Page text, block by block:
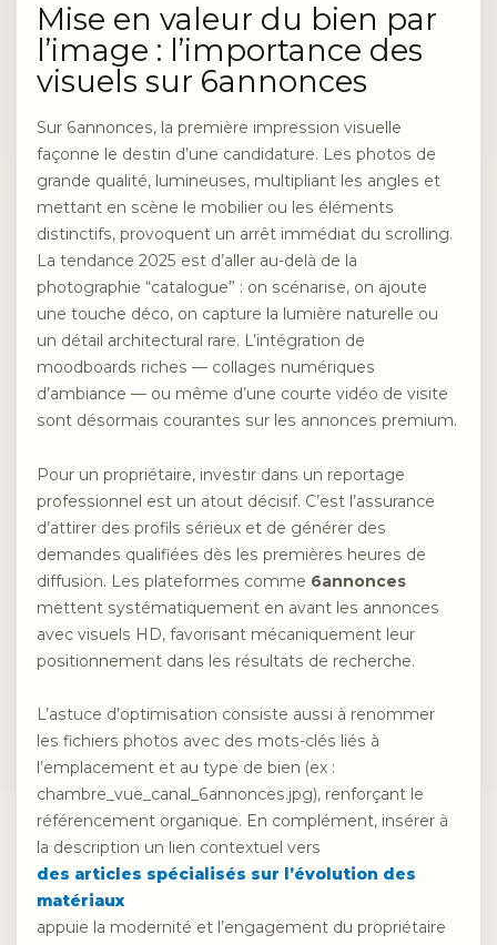
Mise en valeur du bien par
l’image : l’importance des
visuels sur 6annonces
Sur 6annonces, la première impression visuelle
façonne le destin d’une candidature. Les photos de
grande qualité, lumineuses, multipliant les angles et
mettant en scène le mobilier ou les éléments
distinctifs, provoquent un arrêt immédiat du scrolling.
La tendance 2025 est d’aller au-delà de la
photographie “catalogue” : on scénarise, on ajoute
une touche déco, on capture la lumière naturelle ou
un détail architectural rare. L’intégration de
moodboards riches — collages numériques
d’ambiance — ou même d’une courte vidéo de visite
sont désormais courantes sur les annonces premium.
Pour un propriétaire, investir dans un reportage
professionnel est un atout décisif. C’est l’assurance
d’attirer des profils sérieux et de générer des
demandes qualifiées dès les premières heures de
diffusion. Les plateformes comme 6annonces
mettent systématiquement en avant les annonces
avec visuels HD, favorisant mécaniquement leur
positionnement dans les résultats de recherche.
L’astuce d’optimisation consiste aussi à renommer
les fichiers photos avec des mots-clés liés à
l’emplacement et au type de bien (ex :
chambre_vue_canal_6annonces.jpg), renforçant le
référencement organique. En complément, insérer à
la description un lien contextuel vers
des articles spécialisés sur l’évolution des
matériaux
appuie la modernité et l’engagement du propriétaire